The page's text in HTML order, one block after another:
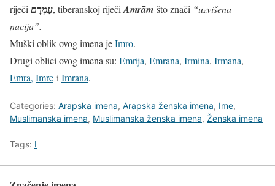
riječi עַמְרָם, tiberanskoj riječi Amrām što znači “uzvišena
nacija”.
Muški oblik ovog imena jeImro.
Drugi oblici ovog imena su: Emrija, Emrana, Irmina, Irmana,
Emra, Imre i Imrana.
Categories: Arapska imena, Arapska ženska imena, Ime,
Muslimanska imena, Muslimanska ženska imena, Ženska imena
Tags: I